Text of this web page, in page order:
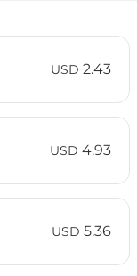
USD 2.43
USD 4.93
USD 5.36